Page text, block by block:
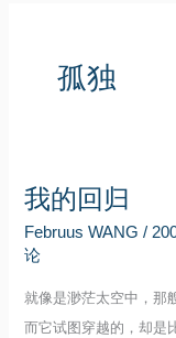
孤独
我的回归
Februus WANG/
论
就像是渺茫太空中，那
而它试图穿越的，却是